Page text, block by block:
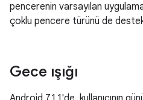
pencerenin varsayılan
çoklu pencere türünü de
Gece ışığı